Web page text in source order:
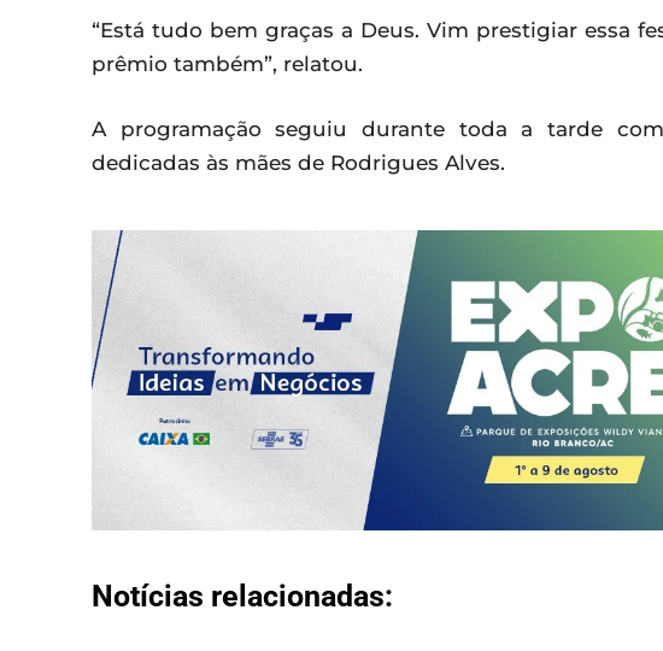
“Está tudo bem graças a Deus. Vim prestigiar essa
prêmio também”, relatou.
A programação seguiu durante toda a tarde
dedicadas às mães de Rodrigues Alves.
Notícias relacionadas: